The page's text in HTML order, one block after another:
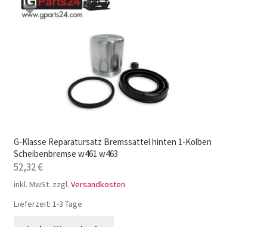
G-Klasse Reparatursatz Bremssattel hinten 1-Kolben
Scheibenbremse w461 w463
52,32€
inkl. MwSt. zzgl. Versandkosten
Lieferzeit: 1-3 Tage